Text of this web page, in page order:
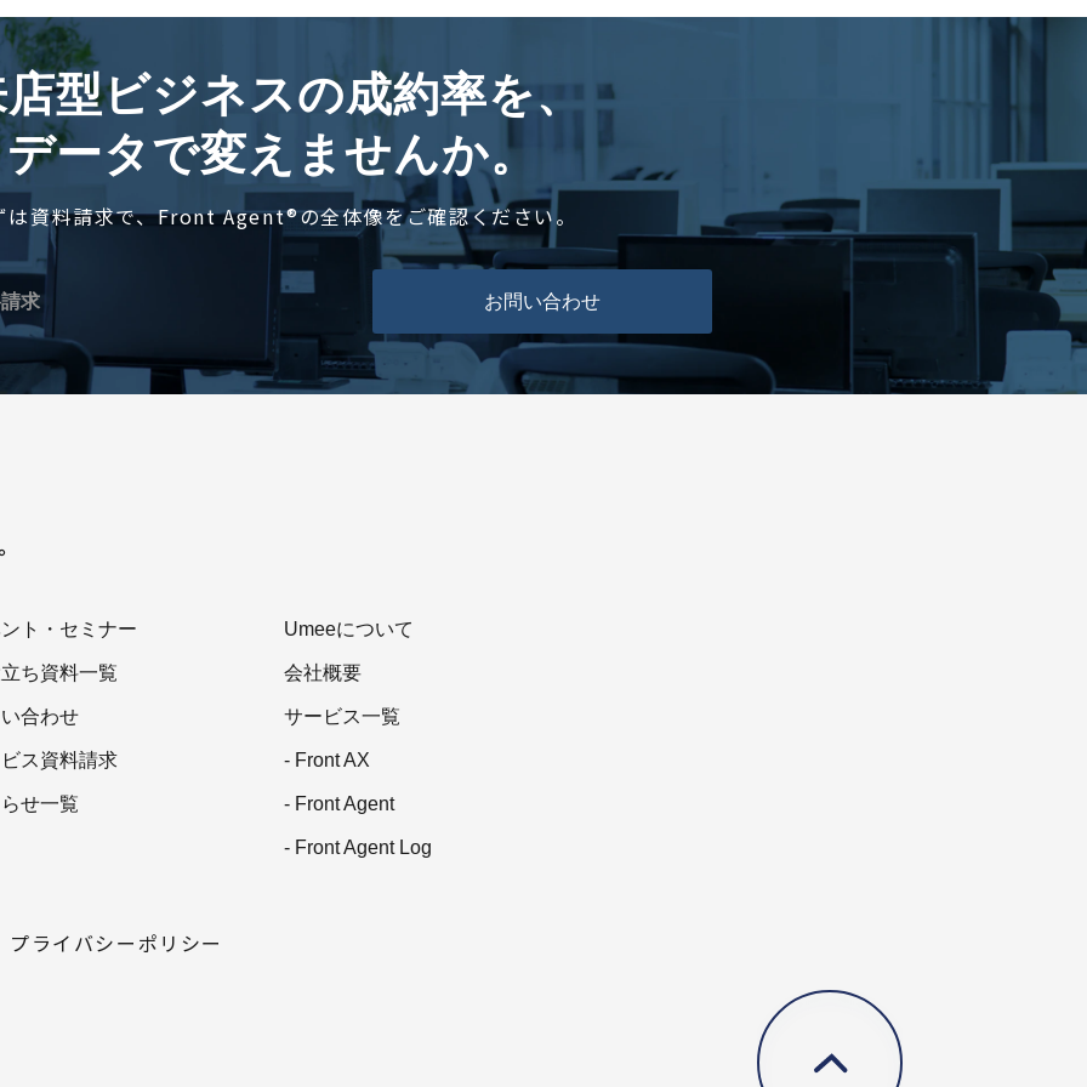
型ビジネスの成約率を、
データで変えませんか。
は資料請求で、Front Agent®の全体像をご確認ください。
求 お問い合わせ
ト・セミナー
ち資料一覧
合わせ
ス資料請求
せ一覧
Umeeについて
会社概要
サービス一覧
- Front AX
- Front Agent
- Front Agent Log
プライバシーポリシー